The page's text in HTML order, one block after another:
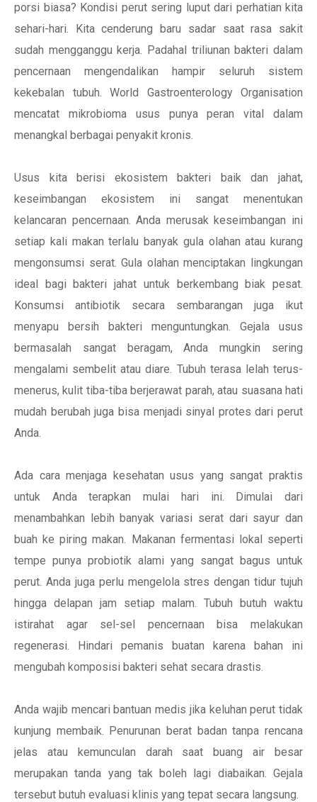
porsi biasa? Kondisi perut sering luput dari perhatian kita
sehari-hari. Kita cenderung baru sadar saat rasa sakit
sudah mengganggu kerja. Padahal triliunan bakteri dalam
pencernaan mengendalikan hampir seluruh sistem
kekebalan tubuh. World Gastroenterology Organisation
mencatat mikrobioma usus punya peran vital dalam
menangkal berbagai penyakit kronis.
Usus kita berisi ekosistem bakteri baik dan jahat,
keseimbangan ekosistem ini sangat menentukan
kelancaran pencernaan. Anda merusak keseimbangan ini
setiap kali makan terlalu banyak gula olahan atau kurang
mengonsumsi serat. Gula olahan menciptakan lingkungan
ideal bagi bakteri jahat untuk berkembang biak pesat.
Konsumsi antibiotik secara sembarangan juga ikut
menyapu bersih bakteri menguntungkan. Gejala usus
bermasalah sangat beragam, Anda mungkin sering
mengalami sembelit atau diare. Tubuh terasa lelah terus-
menerus, kulit tiba-tiba berjerawat parah, atau suasana hati
mudah berubah juga bisa menjadi sinyal protes dari perut
Anda.
Ada cara menjaga kesehatan usus yang sangat praktis
untuk Anda terapkan mulai hari ini. Dimulai dari
menambahkan lebih banyak variasi serat dari sayur dan
buah ke piring makan. Makanan fermentasi lokal seperti
tempe punya probiotik alami yang sangat bagus untuk
perut. Anda juga perlu mengelola stres dengan tidur tujuh
hingga delapan jam setiap malam. Tubuh butuh waktu
istirahat agar sel-sel pencernaan bisa melakukan
regenerasi. Hindari pemanis buatan karena bahan ini
mengubah komposisi bakteri sehat secara drastis.
Anda wajib mencari bantuan medis jika keluhan perut tidak
kunjung membaik. Penurunan berat badan tanpa rencana
jelas atau kemunculan darah saat buang air besar
merupakan tanda yang tak boleh lagi diabaikan. Gejala
tersebut butuh evaluasi klinis yang tepat secara langsung.